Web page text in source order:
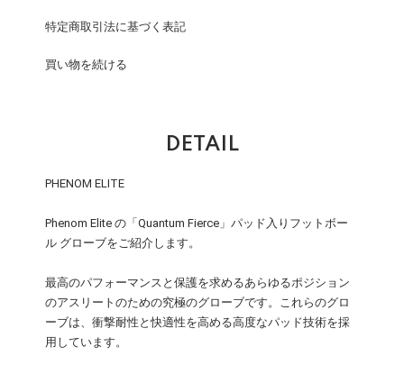
特定商取引法に基づく表記
買い物を続ける
DETAIL
PHENOM ELITE
Phenom Elite の「Quantum Fierce」パッド入りフットボー
ル グローブをご紹介します。
最高のパフォーマンスと保護を求めるあらゆるポジション
のアスリートのための究極のグローブです。これらのグロ
ーブは、衝撃耐性と快適性を高める高度なパッド技術を採
用しています。